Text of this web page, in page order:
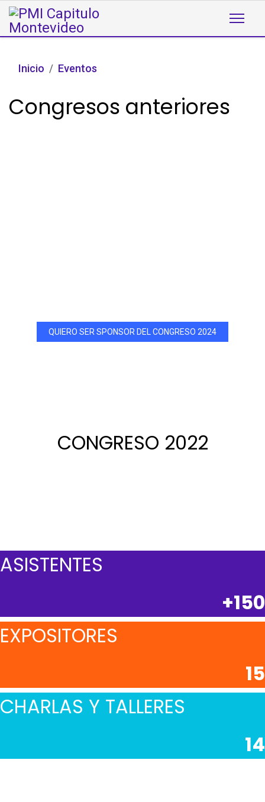
Inicio Eventos
Congresos anteriores
QUIERO SER SPONSOR DEL CONGRESO 2024
CONGRESO 2022
ASISTENTES
+150
EXPOSITORES
15
CHARLAS Y TALLERES
14